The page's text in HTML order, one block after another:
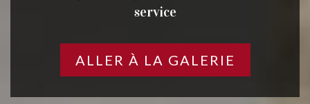
service
ALLER À LA GALERIE